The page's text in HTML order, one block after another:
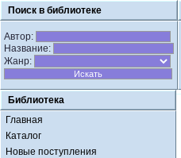
Поиск в библиотеке
Автор:
Название:
Жанр:
Библиотека
Главная
Каталог
Новые поступления